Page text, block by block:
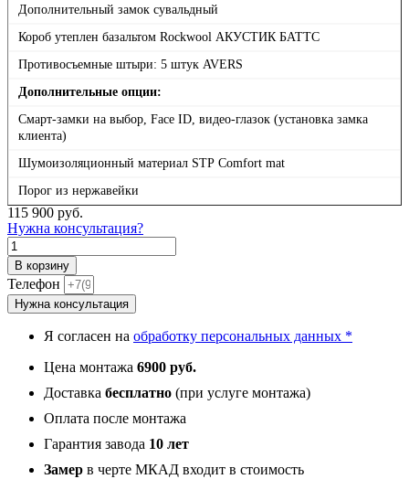
Дополнительный замок сувальдный
Короб утеплен базальтом Rockwool АКУСТИК БАТТС
Противосъемные штыри: 5 штук AVERS
Дополнительные опции:
Смарт-замки на выбор, Face ID, видео-глазок (установка замка
клиента)
Шумоизоляционный материал SТР Comfort mаt
Порог из нержавейки
115 900 руб.
Нужна консультация?
Количество
товара
NVK
Смартлайн
-
Бетон
светлый
В корзину
Телефон
Нужна консультация
Я согласен на обработку персональных данных *
Цена монтажа 6900 руб.
Доставка бесплатно (при услуге монтажа)
Оплата после монтажа
Гарантия завода 10 лет
Замер в черте МКАД входит в стоимость